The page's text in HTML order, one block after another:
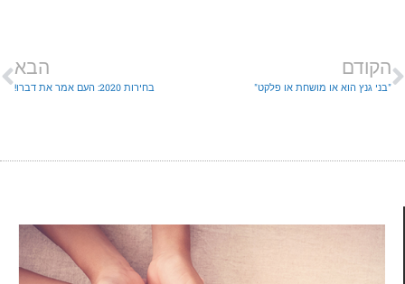
הקודם
"בני גנץ הוא או מושחת או פלקט"
הבא
בחירות 2020: העם אמר את דברו!